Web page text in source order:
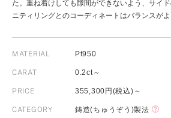
た。重ね着けしても隙間ができないよう、サイ
ニティリングとのコーディネートはバランスが
MATERIAL Pt950
CARAT 0.2ct～
PRICE 355,300円(税込)～
CATEGORY 鋳造(ちゅうぞう)製法